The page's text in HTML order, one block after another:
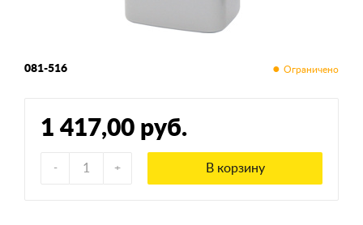
081-516
1 417,00 руб.
В корзину